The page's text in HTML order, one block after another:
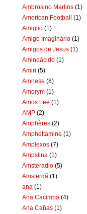
Ambrosino Martins (1)
American Football (1)
Amiglio (1)
Amigo Imaginário (1)
Amigos de Jesus (1)
Aminoácido (1)
Amiri (5)
Amnese (8)
Amorym (1)
Amos Lee (1)
AMP (2)
Amphères (2)
Amphettamine (1)
Amplexos (7)
Ampslina (1)
Amsteradio (5)
Amsterdã (1)
ana (1)
Ana Cacimba (4)
Ana Cañas (1)